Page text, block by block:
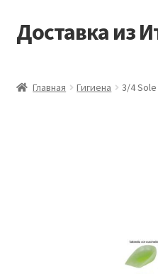
Перейти
к
Перейти
к
Доставка из
Главная Гигиена 3/4